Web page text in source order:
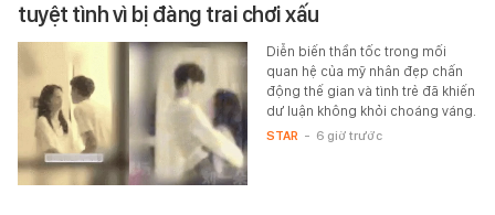
tuyệt tình vì bị đàng trai chơi xấu
Diễn biến thần tốc trong mối
quan hệ của mỹ nhân đẹp chấn
động thế gian và tình trẻ đã khiến
dư luận không khỏi choáng váng.
STAR - 6 giờ trước